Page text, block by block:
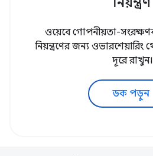
ওয়েবে গোপনীয়তা-
নিয়ন্ত্রণের জন্য ওভারশেয়ারিং
দূরে রাখুন।
ডক পড়ুন